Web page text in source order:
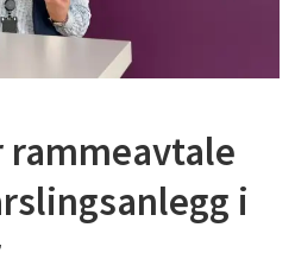
rammeavtale
i